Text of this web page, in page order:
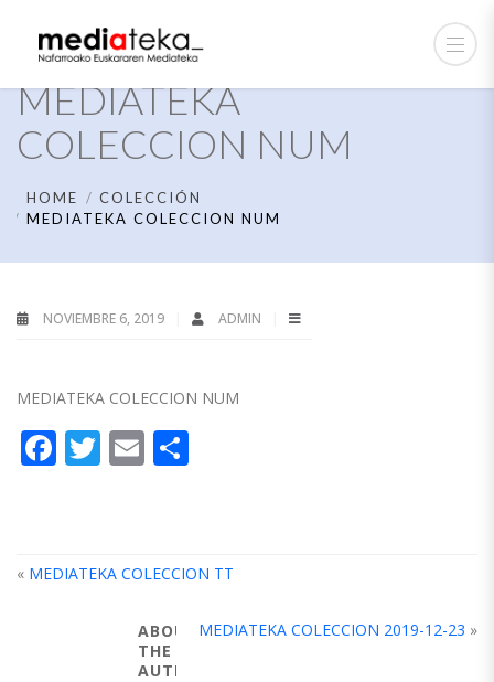
MEDIATEKA
COLECCION NUM
HOME
COLECCIÓN
MEDIATEKA COLECCION NUM
NOVIEMBRE 6, 2019 ADMIN
MEDIATEKA COLECCION NUM
Facebook
Twitter
Email
« MEDIATEKA COLECCION TT
MEDIATEKA COLECCION 2019-12-23 »
ABOUT
THE
AUTHOR